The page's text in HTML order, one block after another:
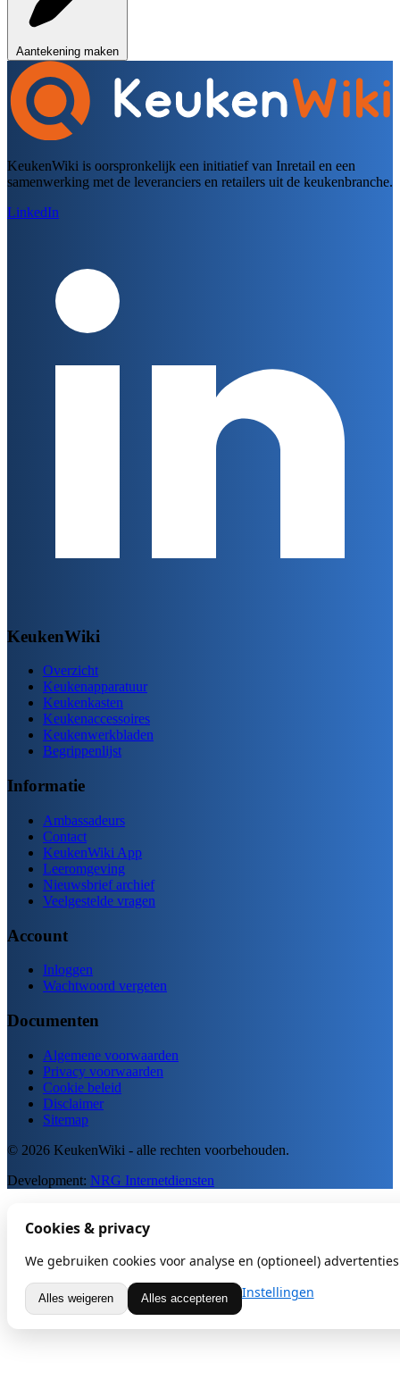
Aantekening maken
KeukenWiki is oorspronkelijk een initiatief van Inretail en een
samenwerking met de leveranciers en retailers uit de keukenbranche.
LinkedIn
KeukenWiki
Overzicht
Keukenapparatuur
Keukenkasten
Keukenaccessoires
Keukenwerkbladen
Begrippenlijst
Informatie
Ambassadeurs
Contact
KeukenWiki App
Leeromgeving
Nieuwsbrief archief
Veelgestelde vragen
Account
Inloggen
Wachtwoord vergeten
Documenten
Algemene voorwaarden
Privacy voorwaarden
Cookie beleid
Disclaimer
Sitemap
© 2026 KeukenWiki - alle rechten voorbehouden.
Development: NRG Internetdiensten
Cookies & privacy
We gebruiken cookies voor analyse en (optioneel)
Alles weigeren Alles accepteren Instellingen